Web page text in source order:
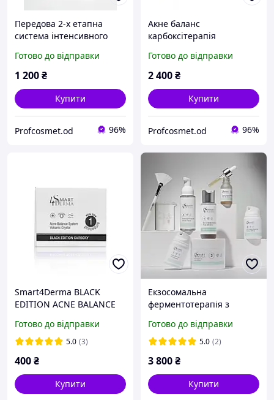
Передова 2-х етапна
система інтенсивного
75+75мл
Готово до відправки
1 200₴
Купити
Profcosmet.od 96%
Акне баланс
карбоксітерапія
Carboxy Acne Balance
System 3х100
Готово до відправки
2 400₴
Купити
Profcosmet.od 96%
Smart4Derma BLACK
EDITION ACNE BALANCE
БАЛАНС
КАРБОКСІТЕРАПІЯ(1-2
Готово до відправки
5.0 (3)
400₴
Купити
Екзосомальна
ферментотерапія з
ліфтингу міні набір
Smart4derma Exo-Matrix
Готово до відправки
5.0 (2)
3 800₴
Купити